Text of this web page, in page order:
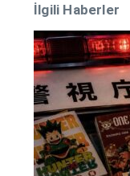
İlgili Haberler